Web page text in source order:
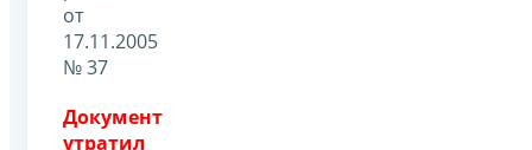
от
17.11.2005
№ 37
Документ
утратил